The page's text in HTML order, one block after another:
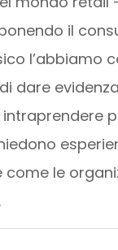
il
l’abbiamo
dare
le